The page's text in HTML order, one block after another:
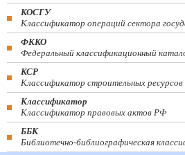
КОСГУ
Классификатор операций сектора
ФККО
Федеральный классификационный
КСР
Классификатор строительных ресурсов
Классификатор
Классификатор правовых актов РФ
ББК
Библиотечно-библиографическая